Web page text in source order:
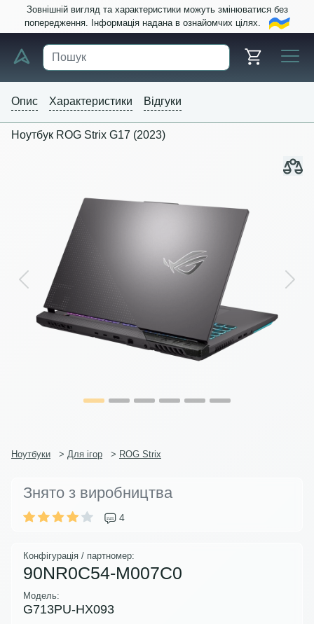
Зовнішній вигляд та характеристики можуть змінюватися без
попередження. Інформація надана в ознайомчих цілях.
Опис Характеристики Відгуки
Ноутбук ROG Strix G17 (2023)
Previous Next
Ноутбуки > Для ігор > ROG Strix
Знято з виробництва
4
Конфігурація / партномер:
90NR0C54-M007C0
Модель:
G713PU-HX093